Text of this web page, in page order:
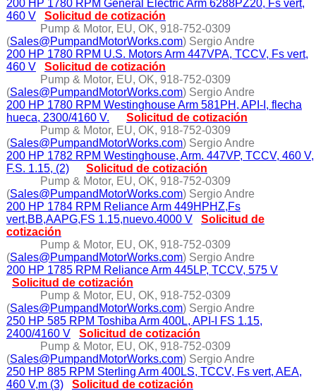
200 HP 1780 RPM General Electric Arm 6288PZ20, Fs vert,
460 V
Solicitud de cotización
Pump & Motor, EU, OK, 918-752-0309
(Sales@PumpandMotorWorks.com) Sergio Andre
200 HP 1780 RPM U.S. Motors Arm 447VPA, TCCV, Fs vert,
460 V
Solicitud de cotización
Pump & Motor, EU, OK, 918-752-0309
(Sales@PumpandMotorWorks.com) Sergio Andre
200 HP 1780 RPM Westinghouse Arm 581PH, API-I, flecha
hueca, 2300/4160 V.
Solicitud de cotización
Pump & Motor, EU, OK, 918-752-0309
(Sales@PumpandMotorWorks.com) Sergio Andre
200 HP 1782 RPM Westinghouse, Arm. 447VP, TCCV, 460 V,
F.S. 1.15, (2)
Solicitud de cotización
Pump & Motor, EU, OK, 918-752-0309
(Sales@PumpandMotorWorks.com) Sergio Andre
200 HP 1784 RPM Reliance Arm 449HPHZ,Fs
vert,BB,AAPG,FS 1.15,nuevo.4000 V
Solicitud de
cotización
Pump & Motor, EU, OK, 918-752-0309
(Sales@PumpandMotorWorks.com) Sergio Andre
200 HP 1785 RPM Reliance Arm 445LP, TCCV, 575 V
Solicitud de cotización
Pump & Motor, EU, OK, 918-752-0309
(Sales@PumpandMotorWorks.com) Sergio Andre
250 HP 585 RPM Toshiba Arm 400L, API-I FS 1.15,
2400/4160 V
Solicitud de cotización
Pump & Motor, EU, OK, 918-752-0309
(Sales@PumpandMotorWorks.com) Sergio Andre
250 HP 885 RPM Sterling Arm 400LS, TCCV, Fs vert, AEA,
460 V,m (3)
Solicitud de cotización